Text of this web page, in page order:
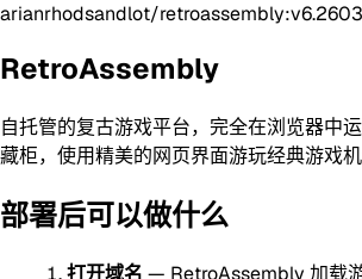
arianrhodsandlot/
RetroAssembly
自托管的复古游戏平台，完全在浏览器中
藏柜，使用精美的网页界面游玩经典游戏机
部署后可以做什么
打开域名 — RetroAssembly 加载